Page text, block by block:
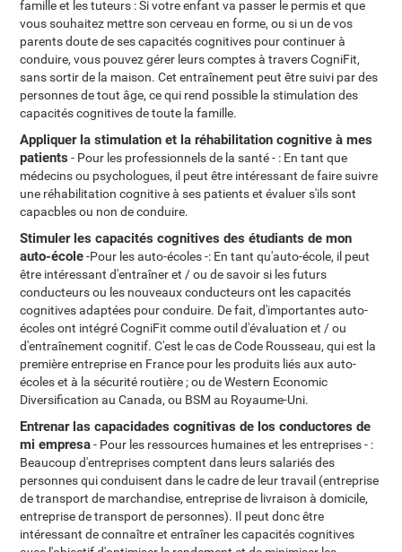
famille et les tuteurs : Si votre enfant va passer le permis et que
vous souhaitez mettre son cerveau en forme, ou si un de vos
parents doute de ses capacités cognitives pour continuer à
conduire, vous pouvez gérer leurs comptes à travers CogniFit,
sans sortir de la maison. Cet entraînement peut être suivi par des
personnes de tout âge, ce qui rend possible la stimulation des
capacités cognitives de toute la famille.
Appliquer la stimulation et la réhabilitation cognitive à mes
patients - Pour les professionnels de la santé - : En tant que
médecins ou psychologues, il peut être intéressant de faire suivre
une réhabilitation cognitive à ses patients et évaluer s'ils sont
capacbles ou non de conduire.
Stimuler les capacités cognitives des étudiants de mon
auto-école-Pour les auto-écoles -: En tant qu'auto-école, il peut
être intéressant d'entraîner et / ou de savoir si les futurs
conducteurs ou les nouveaux conducteurs ont les capacités
cognitives adaptées pour conduire. De fait, d'importantes auto-
écoles ont intégré CogniFit comme outil d'évaluation et / ou
d'entraînement cognitif. C'est le cas de Code Rousseau, qui est la
première entreprise en France pour les produits liés aux auto-
écoles et à la sécurité routière ; ou de Western Economic
Diversification au Canada, ou BSM au Royaume-Uni.
Entrenar las capacidades cognitivas de los conductores de
mi empresa- Pour les ressources humaines et les entreprises - :
Beaucoup d'entreprises comptent dans leurs salariés des
personnes qui conduisent dans le cadre de leur travail (entreprise
de transport de marchandise, entreprise de livraison à domicile,
entreprise de transport de personnes). Il peut donc être
intéressant de connaître et entraîner les capacités cognitives